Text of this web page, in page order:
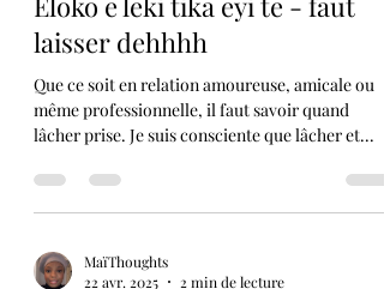
2 mai 2025
2 min de lecture
Eloko e leki tika eyi te - faut
laisser dehhhh
Que ce soit en relation amoureuse, amicale ou
lâcher prise. Je suis consciente que lâcher et...